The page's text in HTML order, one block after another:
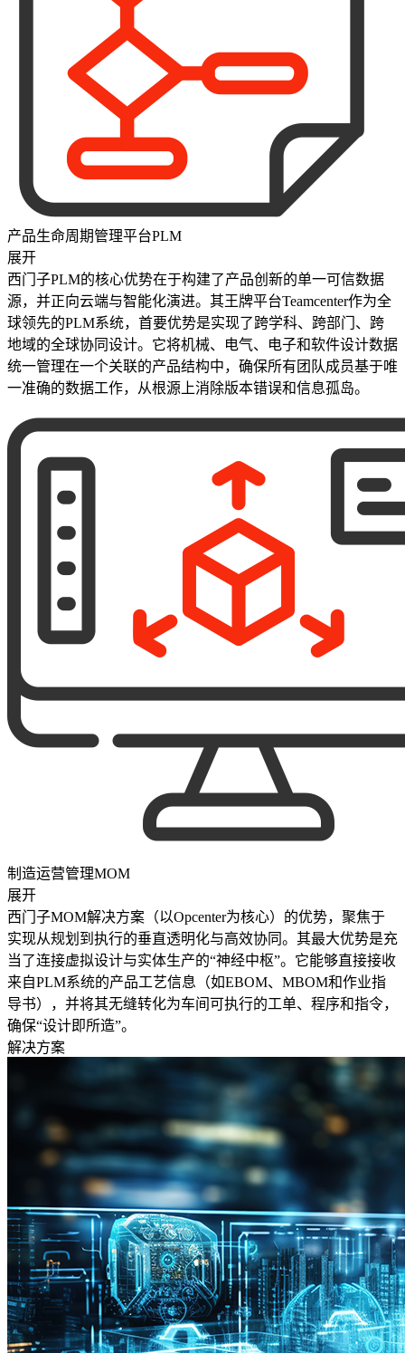
产品生命周期管理平台PLM
展开
西门子PLM的核心优势在于构建了产品创新的单一可信数据
源，并正向云端与智能化演进。其王牌平台Teamcenter作为全
球领先的PLM系统，首要优势是实现了跨学科、跨部门、跨
地域的全球协同设计。它将机械、电气、电子和软件设计数据
统一管理在一个关联的产品结构中，确保所有团队成员基于唯
一准确的数据工作，从根源上消除版本错误和信息孤岛。
制造运营管理MOM
展开
西门子MOM解决方案（以Opcenter为核心）的优势，聚焦于
实现从规划到执行的垂直透明化与高效协同。其最大优势是充
当了连接虚拟设计与实体生产的“神经中枢”。它能够直接接收
来自PLM系统的产品工艺信息（如EBOM、MBOM和作业指
导书），并将其无缝转化为车间可执行的工单、程序和指令，
确保“设计即所造”。
解决方案